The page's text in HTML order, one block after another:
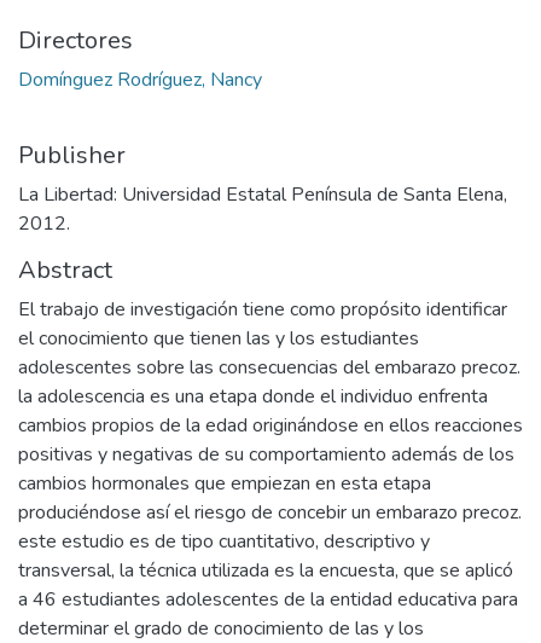
Directores
Domínguez Rodríguez, Nancy
Publisher
La Libertad: Universidad Estatal Península de Santa Elena,
2012.
Abstract
El trabajo de investigación tiene como propósito identificar
el conocimiento que tienen las y los estudiantes
adolescentes sobre las consecuencias del embarazo precoz.
la adolescencia es una etapa donde el individuo enfrenta
cambios propios de la edad originándose en ellos reacciones
positivas y negativas de su comportamiento además de los
cambios hormonales que empiezan en esta etapa
produciéndose así el riesgo de concebir un embarazo precoz.
este estudio es de tipo cuantitativo, descriptivo y
transversal, la técnica utilizada es la encuesta, que se aplicó
a 46 estudiantes adolescentes de la entidad educativa para
determinar el grado de conocimiento de las y los